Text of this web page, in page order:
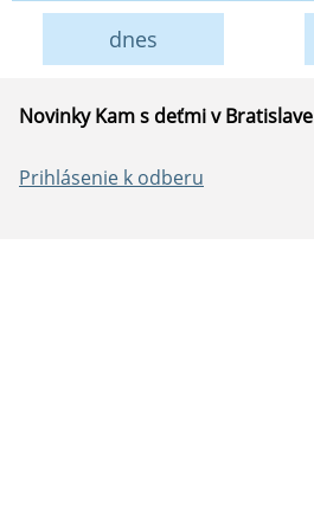
dnes
Novinky Kam s deťmi v Bratislave
Prihlásenie k odberu